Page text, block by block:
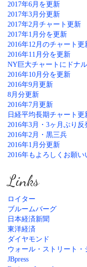
2017年6月を更新
2017年3月分更新
2017年2月チャート更新
2017年1月分を更新
2016年12月のチャート更
2016年11月分を更新
NY巨大チャートにドナ
2016年10月分を更新
2016年9月更新
8月分更新
2016年7月更新
日経平均長期チャート更
2016年3月・3ヶ月ぶり反
2016年2月・黒三兵
2016年1月分更新
2016年もよろしくお願い
Links
ロイター
ブルームバーグ
日本経済新聞
東洋経済
ダイヤモンド
ウォール・ストリート・
JBpress